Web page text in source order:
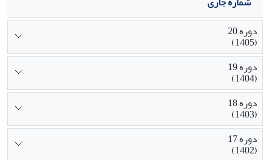
دوره 20
(1405)
دوره 19
(1404)
دوره 18
(1403)
دوره 17
(1402)